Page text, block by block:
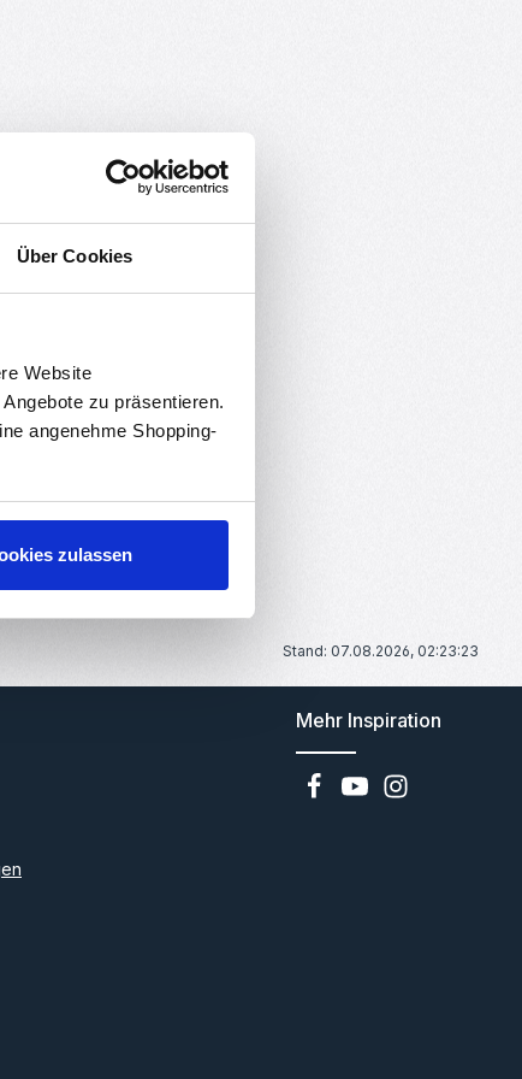
Über Cookies
Website
zu präsentieren.
angenehme Shopping-
zulassen
Stand: 07.08.2026, 02:23:23
Mehr Inspiration